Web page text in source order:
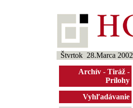
Štvrtok 28.Marca 2002
Archív - Tiráž -
Prílohy
Vyhľadávanie